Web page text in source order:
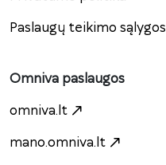
Paslaugų teikimo sąlygos
Omniva paslaugos
omniva.lt
mano.omniva.lt